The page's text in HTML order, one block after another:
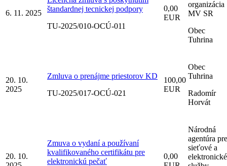
6. 11. 2025
štandardnej tecnickej podpory
TU-2025/010-OCÚ-011
0,00
EUR
organizácia
MV SR
Obec
Tuhrina
20. 10.
2025
Zmluva o prenájme priestorov KD
TU-2025/017-OCÚ-021
100,00
EUR
Obec
Tuhrina
Radomír
Horvát
20. 10.
Zmuva o vydaní a používaní
kvalifikovaného certifikátu pre
elektronickú pečať
0,00
Národná
agentúra pre
sieťové a
elektronické